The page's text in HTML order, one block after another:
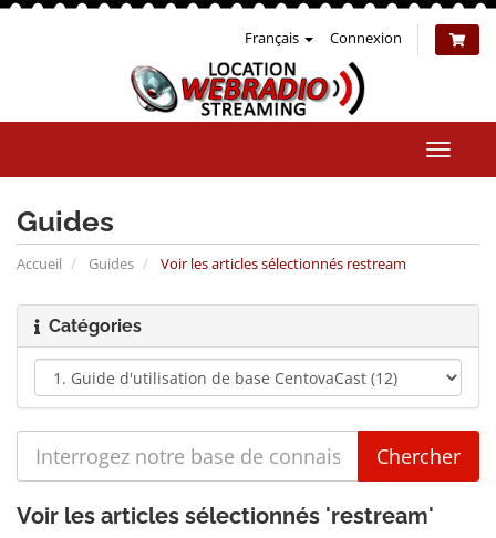
Français Connexion
la
Guides
Accueil Guides Voir les articles sélectionnés restream
Catégories
Voir les articles sélectionnés 'restream'